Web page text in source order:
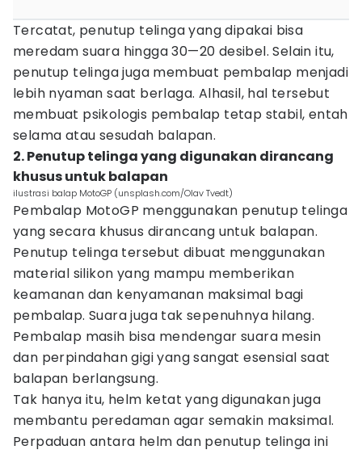
Tercatat, penutup telinga yang dipakai bisa
meredam suara hingga 30—20 desibel. Selain itu,
penutup telinga juga membuat pembalap menjadi
lebih nyaman saat berlaga. Alhasil, hal tersebut
membuat psikologis pembalap tetap stabil, entah
selama atau sesudah balapan.
2. Penutup telinga yang digunakan dirancang
khusus untuk balapan
ilustrasi balap MotoGP (unsplash.com/Olav Tvedt)
Pembalap MotoGP menggunakan penutup telinga
yang secara khusus dirancang untuk balapan.
Penutup telinga tersebut dibuat menggunakan
material silikon yang mampu memberikan
keamanan dan kenyamanan maksimal bagi
pembalap. Suara juga tak sepenuhnya hilang.
Pembalap masih bisa mendengar suara mesin
dan perpindahan gigi yang sangat esensial saat
balapan berlangsung.
Tak hanya itu, helm ketat yang digunakan juga
membantu peredaman agar semakin maksimal.
Perpaduan antara helm dan penutup telinga ini